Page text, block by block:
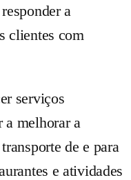
a
clientes com
serviços
a melhorar a
de e para
e atividades